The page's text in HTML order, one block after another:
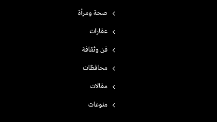
صحة ومرأة
عقارات
فن وثقافة
محافظات
مقالات
منوعات